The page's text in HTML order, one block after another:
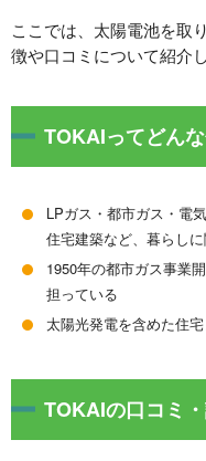
ここでは、太陽電池を取
徴や口コミについて紹介し
TOKAIってどん
LPガス・都市ガス・電
住宅建築など、暮らし
1950年の都市ガス事業
担っている
太陽光発電を含めた住
TOKAIの口コミ